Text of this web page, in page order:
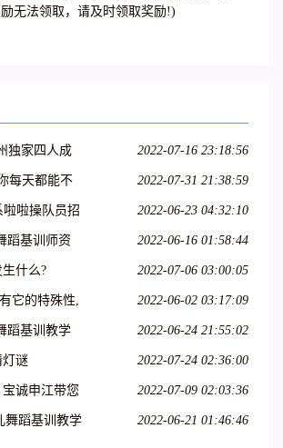
无法领取，请及时领取奖励!)
独家四人成
2022-07-16 23:18:56
每天都能不
2022-07-31 21:38:59
啦操队员招
2022-06-23 04:32:10
蹈基训师资
啦!
2022-06-16 01:58:44
什么? 2022-07-06 03:00:05
它的特殊性,
必须具备表
2022-06-02 03:17:09
蹈基训教学
期—呼和浩
2022-06-24 21:55:02
灯谜 2022-07-24 02:36:00
诚申江带您
2022-07-09 02:03:36
舞蹈基训教学
2022-06-21 01:46:46